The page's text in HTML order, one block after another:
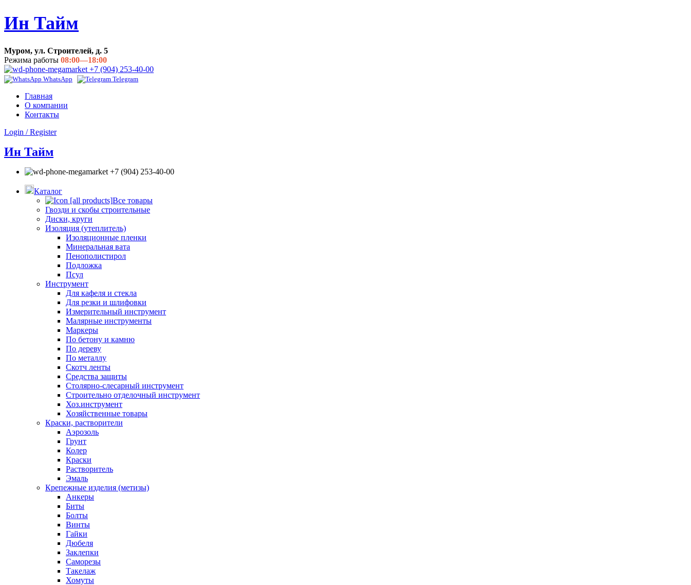
Ин Тайм
Муром, ул. Строителей, д. 5
Режима работы 08:00—18:00
+7 (904) 253-40-00
WhatsApp Telegram
Главная
О компании
Контакты
Login / Register
Ин Тайм
+7 (904) 253-40-00
Каталог
Все товары
Гвозди и скобы строительные
Диски, круги
Изоляция (утеплитель)
Изоляционные пленки
Минеральная вата
Пенополистирол
Подложка
Псул
Инструмент
Для кафеля и стекла
Для резки и шлифовки
Измерительный инструмент
Малярные инструменты
Маркеры
По бетону и камню
По дереву
По металлу
Скотч ленты
Средства защиты
Столярно-слесарный инструмент
Строительно отделочный инструмент
Хоз.инструмент
Хозяйственные товары
Краски, растворители
Аэрозоль
Грунт
Колер
Краски
Растворитель
Эмаль
Крепежные изделия (метизы)
Анкеры
Биты
Болты
Винты
Гайки
Дюбеля
Заклепки
Саморезы
Такелаж
Хомуты